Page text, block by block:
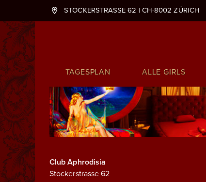
STOCKERSTRASSE 62 | CH-8002 ZÜRICH
Hauptnavigation
TAGESPLAN ALLE GIRLS
Club Aphrodisia
Stockerstrasse 62